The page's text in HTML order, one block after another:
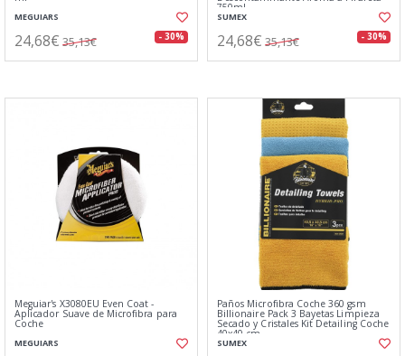
MEGUIARS
24,68€ 35,13€ - 30%
750ml
SUMEX
24,68€ 35,13€ - 30%
Meguiar's X3080EU Even Coat -
Aplicador Suave de Microfibra para
Coche
MEGUIARS
Paños Microfibra Coche 360 gsm
Billionaire Pack 3 Bayetas Limpieza
Secado y Cristales Kit Detailing Coche
40x40 cm
SUMEX